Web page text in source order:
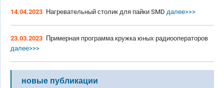
14.04.2023 Нагревательный столик для пайки SMD далее>>>
23.03.2023 Примерная программа кружка юных радиооператоров
далее>>>
новые публикации